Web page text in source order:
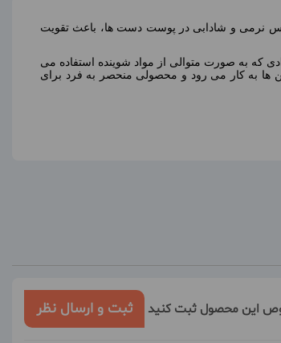
حس نرمی و شادابی در پوست دست ها، باعث تقویت
به صورت متوالی از مواد شوینده استفاده می
ها به کار می رود و محصولی منحصر به فرد برای
این محصول ثبت کنید ثبت و ارسال نظر